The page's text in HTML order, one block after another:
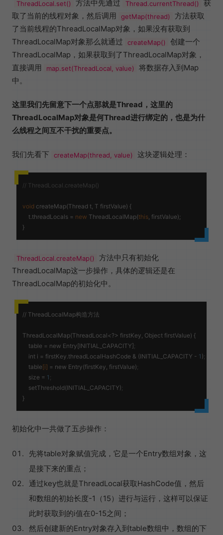
ThreadLocal.set() 方法中先通过 Thread.currentThread()
获
取了当前的线程对象，然后调用
getMap(thread)
方法获取
了当前线程的ThreadLocalMap对象，如果没有获取到
ThreadLocalMap对象那么就通过
createMap()
创建一个
ThreadLocalMap，如果获取到了ThreadLocalMap对象，
直接调用
map.set(ThreadLocal, value)
将数据存入到Map
中。
这里我们先留意下一个点那就是Thread，这里的
ThreadLocalMap对象是何Thread进行绑定的，也是为什
么线程之间互不干扰的重要点。
我们先看下 createMap(thread, value) 这块逻辑处理：
// ThreadLocal.createMap()
void createMap(Thread t, T firstValue) {
    t.
threadLocals = new ThreadLocalMap(this, firstValue);
ThreadLocal.createMap()
方法中只有初始化
ThreadLocalMap这一步操作，具体的逻辑还是在
ThreadLocalMap的初始化中。
// ThreadLocalMap构造方法
ThreadLocalMap(ThreadLocal<?> firstKey, Object firstValue) {
table = new Entry[INITIAL_CAPACITY] ;
    int
i = firstKey.threadLocalHashCode & (INITIAL_CAPACITY - 1 );
    table
[i] = new Entry(firstKey, firstValue);
size = 1 ;
    setThreshold(INITIAL_CAPACITY)
;
初始化中一共做了五步操作：
先将table对象赋值完成，它是一个Entry数组对象，这
是接下来的重点；
通过key也就是ThreadLocal获取HashCode值，然后
和数组的初始长度-1（15）进行与运行，这样可以保证
此时获取到的i值在0-15之间；
然后创建新的Entry对象存入到table数组中，数组的下